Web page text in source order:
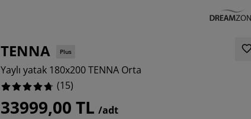
TENNA Plus
Yaylı yatak 180x200 TENNA Orta
(15)
33999,00 TL /adt